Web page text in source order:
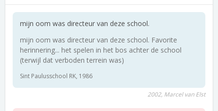
mijn oom was directeur van deze school.
mijn oom was directeur van deze school. Favorite
herinnering... het spelen in het bos achter de school
(terwijl dat verboden terrein was)
Sint Paulusschool RK, 1986
2002, Marcel van Elst